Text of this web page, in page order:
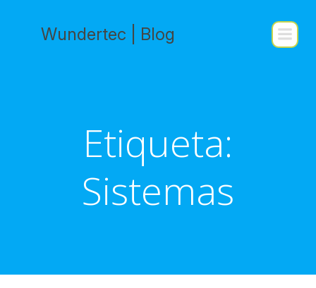
contenido
Wundertec | Blog
Etiqueta:
Sistemas